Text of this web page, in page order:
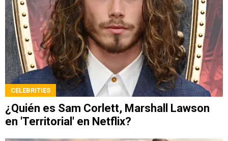
CELEBRITIES
¿Quién es Sam Corlett, Marshall Lawson
en 'Territorial' en Netflix?